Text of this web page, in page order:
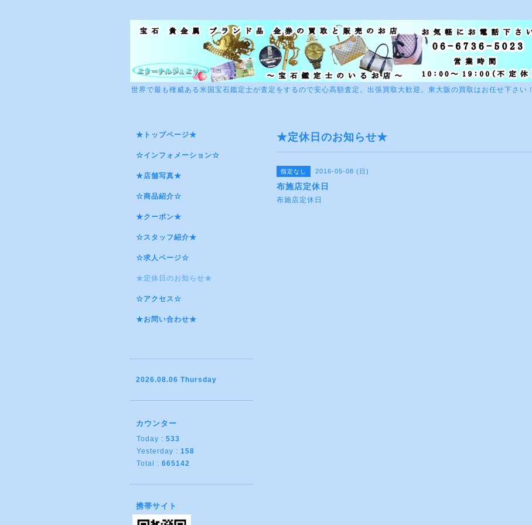
世界で最も権威ある米国宝石鑑定士が査定をするので安心高額査定。出張買取大歓迎。東大阪の買取はお任せ下さい！
★定休日のお知らせ★
指定なし 2016-05-08 (日)
布施店定休日
布施店定休日
★トップページ★
☆インフォメーション☆
★店舗写真★
☆商品紹介☆
★クーポン★
☆スタッフ紹介★
☆求人ページ☆
★定休日のお知らせ★
☆アクセス☆
★お問い合わせ★
2026.08.06 Thursday
カウンター
Today : 533
Yesterday : 158
Total : 665142
携帯サイト